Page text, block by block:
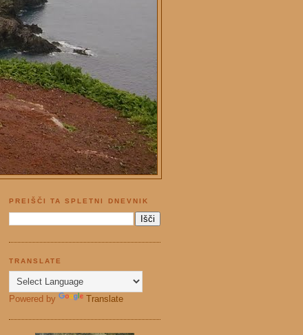
PREIŠČI TA SPLETNI DNEVNIK
TRANSLATE
Powered by Translate